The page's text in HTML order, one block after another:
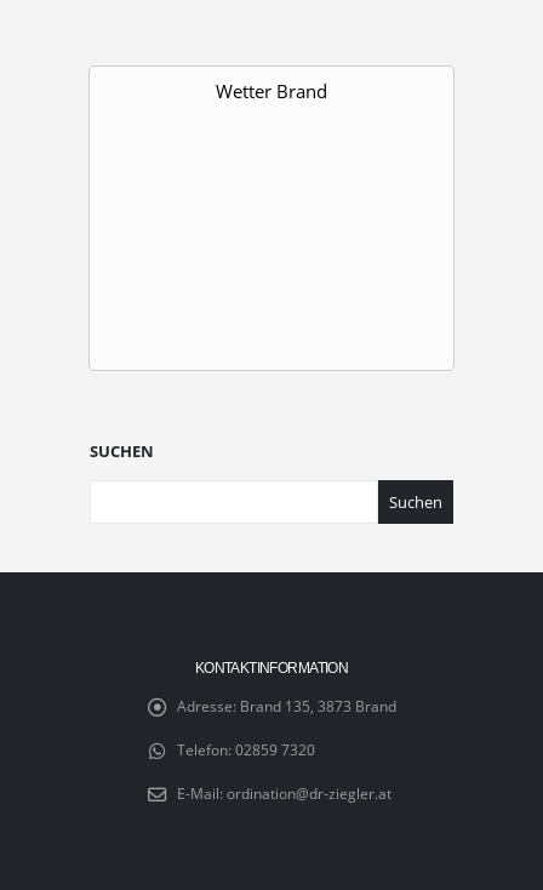
Wetter Brand
SUCHEN
Suchen
KONTAKTINFORMATION
Adresse: Brand 135, 3873 Brand
Telefon: 02859 7320
E-Mail: ordination@dr-ziegler.at